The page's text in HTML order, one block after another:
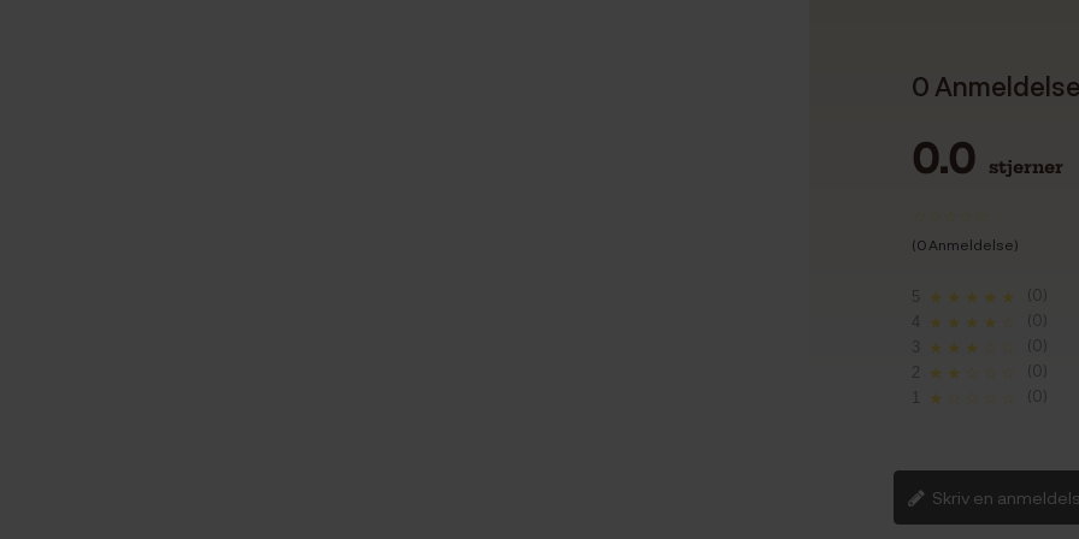
0
0.0 stjerner
(0 Anmeldelse)
5 ★★★★★ (0)
★★★★☆ (0)
3 ★★★☆☆ (0)
2 ★★☆☆☆ (0)
1 ★☆☆☆☆ (0)
Skriv en